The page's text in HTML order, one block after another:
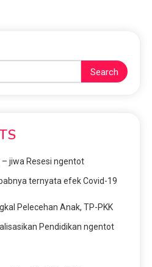
Search
– jiwa Resesi ngentot
ternyata efek Covid-19
Pelecehan Anak, TP-PKK
Pendidikan ngentot